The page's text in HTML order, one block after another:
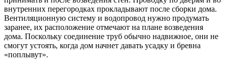
внутренних перегородках прокладывают после сборки дома.
Вентиляционную систему и водопровод нужно продумать
заранее, их расположение отмечают на плане возведения
дома. Поскольку соединение труб обычно надвижное, они не
смогут устоять, когда дом начнет давать усадку и бревна
«поплывут».